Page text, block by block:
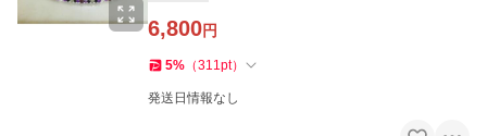
6,800円
5% （311pt）
発送日情報なし